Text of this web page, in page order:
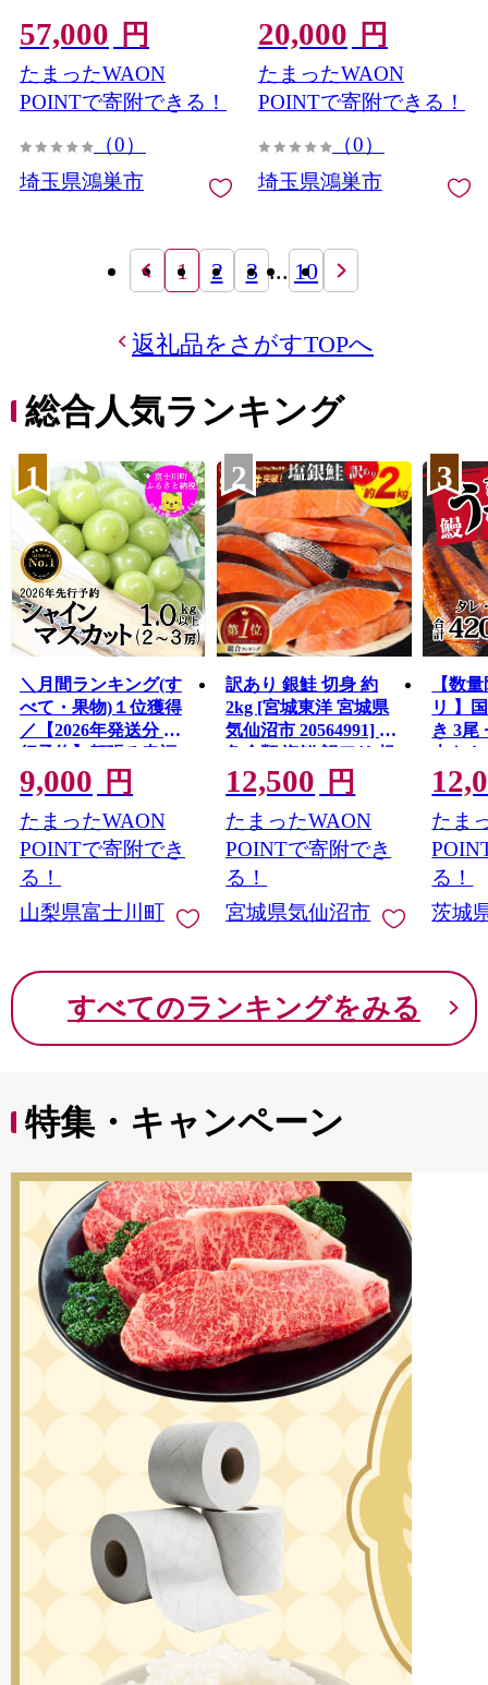
ーム エイジングケア スキ
ンケア 高保湿クリーム
CICA配合 ツボクサエキス
ヒアルロン酸 セラミド配
合 スクワラン しっとり肌
ベタつきにくい 敏感肌ケ
リー デコルテケア 保水ケ
57,000 円
たまったWAON
POINTで寄附できる！
（0）
埼玉県鴻巣市
ション ディスプレイケー
ス 限定グッズ 地域限定 観
光グッズ ミニチュア雑貨
カプセルトイ オリジナル
グッズ SDGs素材 アップサ
イクル 地元ショップ 推し
楽しむ 鴻巣市 埼玉県
20,000 円
たまったWAON
POINTで寄附できる！
（0）
埼玉県鴻巣市
1 2 3 ... 10
返礼品をさがすTOPへ
総合人気ランキング
1
＼月間ランキング(す
べて・果物)１位獲得
／【2026年発送分 先
行予約】頬張る幸福
感 〜緑の宝石・ シ
ャインマスカット 〜
１ｋｇ以上（２〜３
房） フルーツ 山梨県
産 果物 くだもの シャ
イン マスカット ぶど
う ブドウ 葡萄 大粒 種
9000円 九千円
9,000 円
たまったWAON
POINTで寄附でき
る！
山梨県富士川町
2
訳あり 銀鮭 切身 約
2kg [宮城東洋 宮城県
気仙沼市 20564991] 鮭
魚介類 海鮮 訳アリ 規
格外 不揃い さけ サケ
鮭切身 シャケ 切り身
冷凍 家庭用 おかず 弁
当 支援 サーモン 銀鮭
切り身 魚 わけあり
12,500 円
たまったWAON
POINTで寄附でき
る！
宮城県気仙沼市
3
【数
リ 】
き 3尾
大き
レ・
鰻 ふ
な重
茨城
と納
たま
る！
茨城
すべてのランキングをみる
特集・キャンペーン